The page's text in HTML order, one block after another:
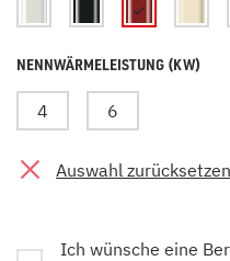
NENNWÄRMELEISTUNG (KW)
4 6
Auswahl zurücksetzen
Ich wünsche eine